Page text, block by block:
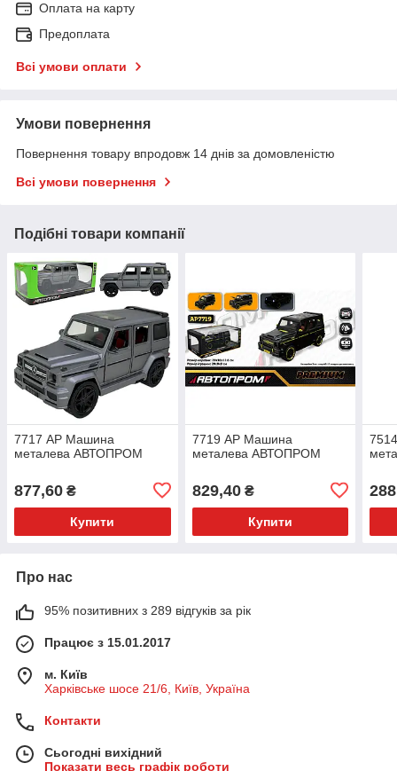
Оплата на карту
Предоплата
Всі умови оплати
Умови повернення
Повернення товару впродовж 14 днів за домовленістю
Всі умови повернення
Подібні товари компанії
7717 АР Машина
металева АВТОПРОМ
877,60 ₴
Купити
7719 АР Машина
металева АВТОПРОМ
829,40₴
Купити
Про нас
95% позитивних з 289 відгуків за рік
Працює з 15.01.2017
м. Київ
Харківське шосе 21/6, Київ, Україна
Контакти
Сьогодні вихідний
Показати весь графік роботи